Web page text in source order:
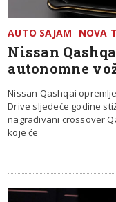
AUTO SAJAM NOVA
Nissan
autonomne
Nissan Qashqai
Drive sljedeće godine
nagrađivani crossover
koje će